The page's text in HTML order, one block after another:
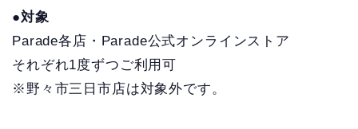
●対象
Parade各店・Parade公式オンラインストア
それぞれ1度ずつご利用可
※野々市三日市店は対象外です。